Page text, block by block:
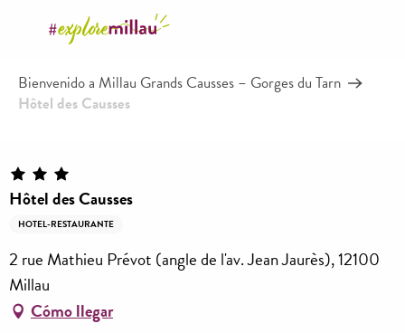
principal
Bienvenido a Millau Grands Causses – Gorges du Tarn
Hôtel des Causses
Hôtel des Causses
HOTEL-RESTAURANTE
2 rue Mathieu Prévot (angle de l'av. Jean Jaurès), 12100
Millau
Cómo llegar